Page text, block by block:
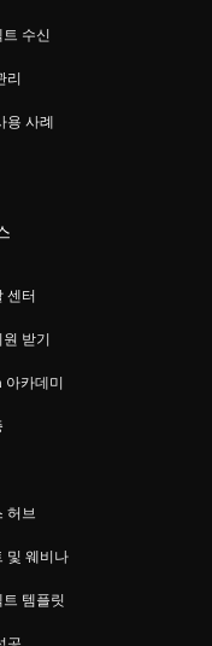
트 수신
리
용 사례
센터
원 받기
아카데미
허브
및 웨비나
트 템플릿